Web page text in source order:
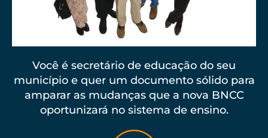
Você é secretário de educação do seu
município e quer um documento sólido para
amparar as mudanças que a nova BNCC
oportunizará no sistema de ensino.